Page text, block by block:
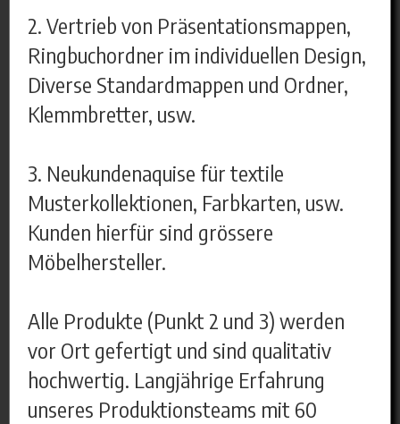
2. Vertrieb von Präsentationsmappen,
Ringbuchordner im individuellen Design,
Diverse Standardmappen und Ordner,
Klemmbretter, usw.
3. Neukundenaquise für textile
Musterkollektionen, Farbkarten, usw.
Kunden hierfür sind grössere
Möbelhersteller.
Alle Produkte (Punkt 2 und 3) werden
vor Ort gefertigt und sind qualitativ
hochwertig. Langjährige Erfahrung
unseres Produktionsteams mit 60